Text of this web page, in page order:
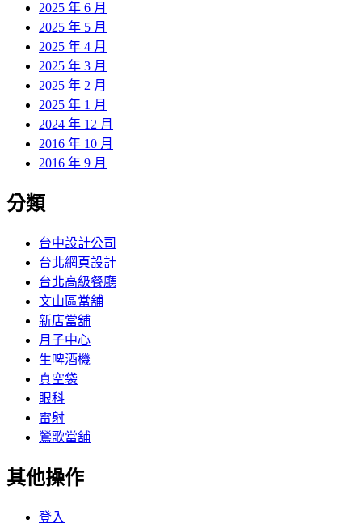
2025 年 6 月
2025 年 5 月
2025 年 4 月
2025 年 3 月
2025 年 2 月
2025 年 1 月
2024 年 12 月
2016 年 10 月
2016 年 9 月
分類
台中設計公司
台北網頁設計
台北高級餐廳
文山區當舖
新店當舖
月子中心
生啤酒機
真空袋
眼科
雷射
鶯歌當舖
其他操作
登入